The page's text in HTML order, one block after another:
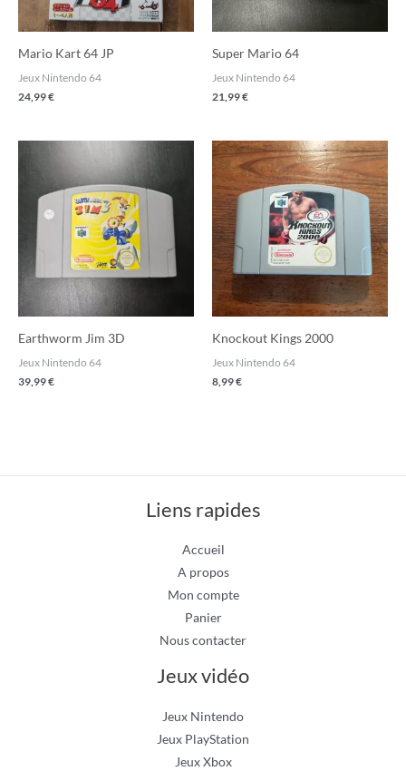
Mario Kart 64 JP
Jeux Nintendo 64
24,99€
Super Mario 64
Jeux Nintendo 64
21,99€
Earthworm Jim 3D
Jeux Nintendo 64
39,99€
Knockout Kings 2000
Jeux Nintendo 64
8,99€
Liens rapides
Accueil
A propos
Mon compte
Panier
Nous contacter
Jeux vidéo
Jeux Nintendo
Jeux PlayStation
Jeux Xbox